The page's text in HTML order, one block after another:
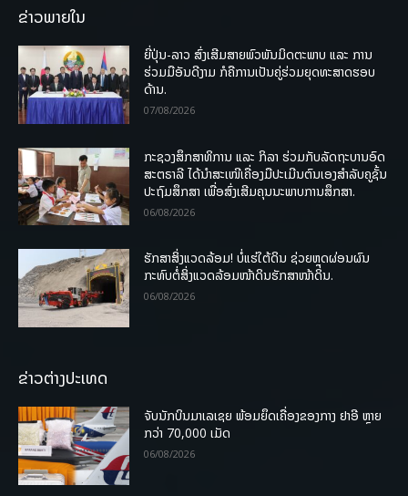
ຂ່າວພາຍໃນ
ຍີ່ປຸ່ນ-ລາວ ສົ່ງເສີມສາຍພົວພັນມິດຕະພາບ ແລະ ການ
ຮ່ວມມືອັນດີງາມ ກໍຄືການເປັນຄູ່ຮ່ວມຍຸດທະສາດຮອບ
ດ້ານ.
07/08/2026
ກະຊວງສຶກສາທິການ ແລະ ກິລາ ຮ່ວມກັບລັດຖະບານອົດ
ສະຕຣາລີ ໄດ້ນຳສະເໜີເຄື່ອງມືປະເມີນຕົນເອງສຳລັບຄູຊັ້ນ
ປະຖົມສຶກສາ ເພື່ອສົ່ງເສີມຄຸນນະພາບການສຶກສາ.
06/08/2026
ຮັກສາສິ່ງແວດລ້ອມ! ບໍ່ແຮ່ໃຕ້ດິນ ຊ່ວຍຫຼຸດຜ່ອນຜົນ
ກະທົບຕໍ່ສິ່ງແວດລ້ອມໜ້າດິນຮັກສາໜ້າດິນ.
06/08/2026
ຂ່າວຕ່າງປະເທດ
ຈັບນັກບິນມາເລເຊຍ ພ້ອມຍຶດເຄື່ອງຂອງກາງ ຢາອີ ຫຼາຍ
ກວ່າ 70,000 ເມັດ
06/08/2026